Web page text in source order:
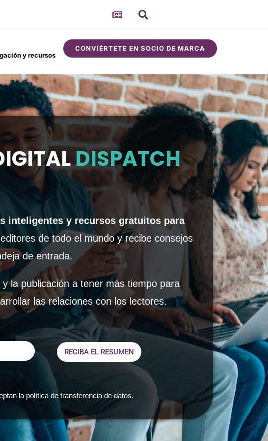
y recursos
CONVIÉRTETE EN SOCIO DE MARCA
DISPATCH
inteligentes y recursos gratuitos para
de todo el mundo y recibe consejos
de entrada.
la publicación a tener más tiempo para
las relaciones con los lectores.
RECIBA EL RESUMEN
la política de transferencia de datos.